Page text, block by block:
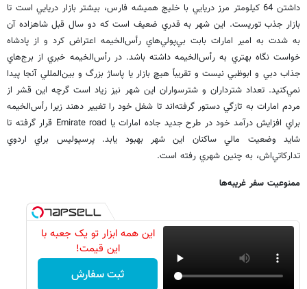
داشتن 64 كيلومتر مرز دريايي با خليج هميشه فارس، بيشتر بازار دريايي است تا
بازار جذب توريست. اين شهر به قدري ضعيف است كه دو سال قبل شاهزاده آن
به شدت به امير امارات بابت بي‌پولي‌هاي رأس‌الخيمه اعتراض كرد و از پادشاه
خواست نگاه بهتري به رأس‌الخيمه داشته باشد. در رأس‌الخيمه خبري از برج‌هاي
جذاب دبي و ابوظبي نيست و تقريباً هيچ بازار يا پاساژ بزرگ و بين‌المللي آنجا پيدا
نمي‌كنيد. تعداد شترداران و شترسواران اين شهر نيز زياد است گرچه اين قشر از
مردم امارات به تازگي دستور گرفته‌اند تا شغل خود را تغيير دهند زيرا رأس‌الخيمه
براي افزايش درآمد خود در طرح جديد جاده امارات يا Emirate road قرار گرفته تا
شايد وضعيت مالي ساكنان اين شهر بهبود يابد. پرسپوليس براي اردوي
تداركاتي‌‌اش، به چنين شهري رفته است.
ممنوعيت سفر غريبه‌ها
این همه ابزار تو یک جعبه با
این قیمت!
ثبت سفارش